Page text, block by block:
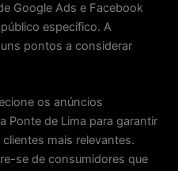
Google Ads e Facebook
específico. A
pontos a considerar
os anúncios
Ponte de Lima para garantir
mais relevantes.
se de consumidores que